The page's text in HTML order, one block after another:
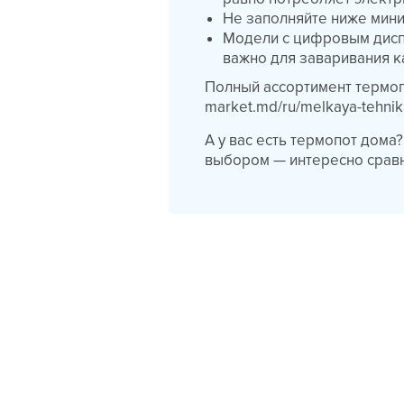
Не заполняйте ниже
Модели с цифровым
важно для заваривания
Полный ассортимент
market.md/ru/melkaya-
А у вас есть термопот
выбором — интересно